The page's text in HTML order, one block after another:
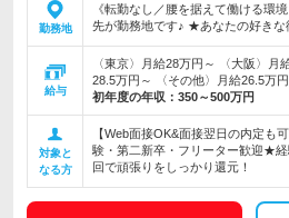
勤務地
《転勤なし／腰を据えて働ける環
先が勤務地です♪ ★あなたの好きな
給与
〈東京〉月給28万円～ 〈大阪〉月
28.5万円～ 〈その他〉月給26.5万
初年度の年収： 350～500万円
対象と
なる方
【Web面接OK&面接翌日の内定も
験・第二新卒・フリーター歓迎★
回で頑張りをしっかり還元！